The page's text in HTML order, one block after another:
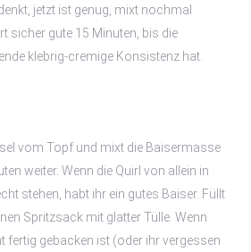
jetzt ist genug, mixt nochmal
sicher gute 15 Minuten, bis die
klebrig-cremige Konsistenz hat.
vom Topf und mixt die Baisermasse
weiter. Wenn die Quirl von allein in
stehen, habt ihr ein gutes Baiser. Füllt
Spritzsack mit glatter Tülle. Wenn
fertig gebacken ist (oder ihr vergessen